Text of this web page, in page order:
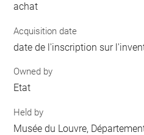
achat
Acquisition date
date de l'inscription sur
Owned by
Etat
Held by
Musée du Louvre,